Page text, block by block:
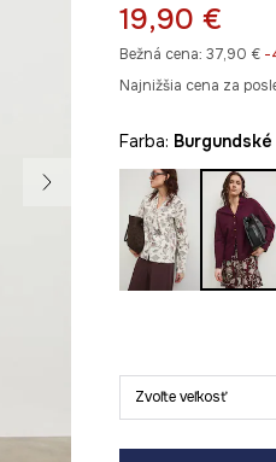
19,90 €
Bežná cena: 37,90 €-
Najnižšia cena za
Farba: burgundské
Zvoľte veľkosť